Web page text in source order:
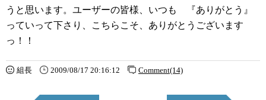
うと思います。ユーザーの皆様、いつも 『ありがとう』
っていって下さり、こちらこそ、ありがとうございます
っ！！
組長 2009/08/17 20:16:12 Comment(14)